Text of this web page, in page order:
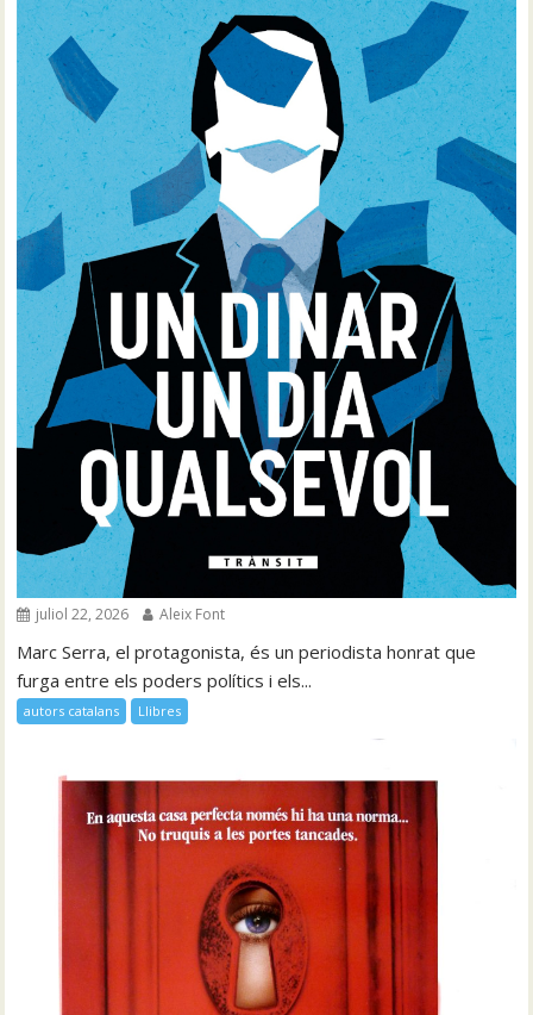
juliol 22, 2026 Aleix Font
Marc Serra, el protagonista, és un periodista honrat que
furga entre els poders polítics i els...
autors catalans Llibres